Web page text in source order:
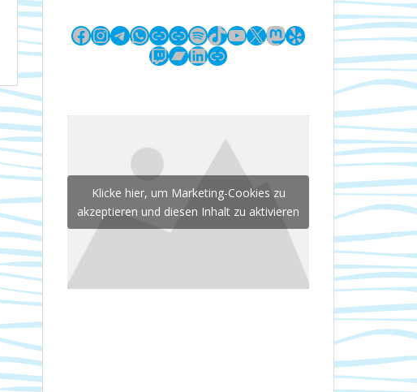
Facebook
Instagram
Telegram
WhatsApp
LinkLinkSpotify
TikTok
YouTube
X Mastodon
Yelp
Twitch
Bandcamp
LinkedIn
Link
Klicke hier, um Marketing-Cookies zu
akzeptieren und diesen Inhalt zu aktivieren